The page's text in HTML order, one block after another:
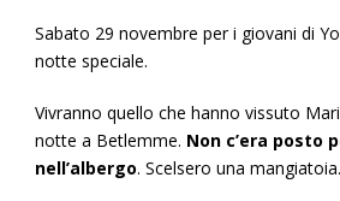
Sabato 29 novembre per i giovani di
notte speciale.
Vivranno quello che hanno vissuto
notte a Betlemme. Non c’era posto
nell’albergo. Scelsero una mangiatoia.